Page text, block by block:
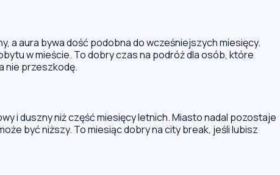
a aura bywa dość podobna do wcześniejszych miesięcy.
w mieście. To dobry czas na podróż dla osób, które
nie przeszkodę.
i duszny niż część miesięcy letnich. Miasto nadal pozostaje
być niższy. To miesiąc dobry na city break, jeśli lubisz